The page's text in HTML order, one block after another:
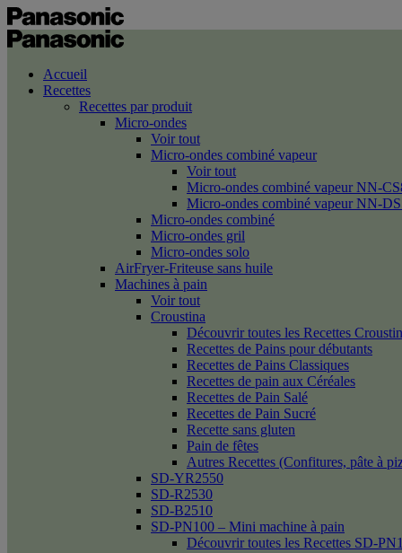
Accueil
Recettes
Recettes par produit
Micro-ondes
Voir tout
Micro-ondes combiné vapeur
Voir tout
Micro-ondes combiné vapeur NN-
Micro-ondes combiné vapeur NN-
Micro-ondes combiné
Micro-ondes gril
Micro-ondes solo
AirFryer-Friteuse sans huile
Machines à pain
Voir tout
Croustina
Découvrir toutes les Recettes
Recettes de Pains pour débutants
Recettes de Pains Classiques
Recettes de pain aux Céréales
Recettes de Pain Salé
Recettes de Pain Sucré
Recette sans gluten
Pain de fêtes
Autres Recettes (Confitures, pâte à
SD-YR2550
SD-R2530
SD-B2510
SD-PN100 – Mini machine à pain
Découvrir toutes les Recettes SD-